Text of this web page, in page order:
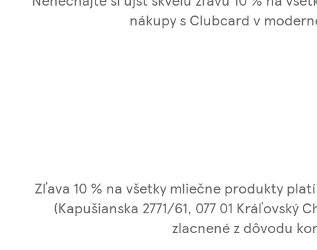
nákupy s Clubcard v
Zľava 10 % na všetky mliečne produkty
(Kapušianska 2771/61, 077 01
zlacnené z dôvodu